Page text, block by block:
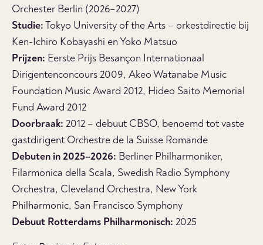
Orchester Berlin (2026–2027)
Studie:Tokyo University of the Arts – orkestdirectie bij
Ken-Ichiro Kobayashi en Yoko Matsuo
Prijzen: Eerste Prijs Besançon Internationaal
Dirigentenconcours 2009, Akeo Watanabe Music
Foundation Music Award 2012, Hideo Saito Memorial
Fund Award 2012
Doorbraak: 2012 – debuut CBSO, benoemd tot vaste
gastdirigent Orchestre de la Suisse Romande
Debuten in 2025–2026: Berliner Philharmoniker,
Filarmonica della Scala, Swedish Radio Symphony
Orchestra, Cleveland Orchestra, New York
Philharmonic, San Francisco Symphony
Debuut Rotterdams Philharmonisch: 2025